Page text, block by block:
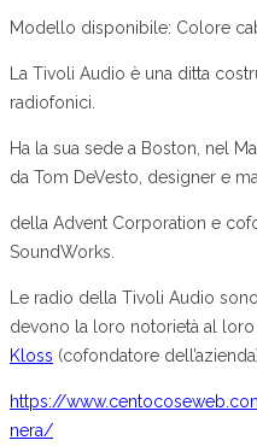
Modello disponibile: Colore
La Tivoli Audio è una ditta
radiofonici.
Ha la sua sede a Boston, nel
da Tom DeVesto, designer e
della Advent Corporation e
SoundWorks.
Le radio della Tivoli Audio
devono la loro notorietà al
Kloss (cofondatore
https://
nera/